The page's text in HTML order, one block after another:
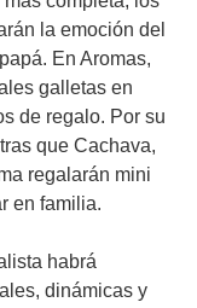
la emoción del
En Aromas,
galletas en
de regalo. Por su
que Cachava,
regalarán mini
en familia.
habrá
dinámicas y